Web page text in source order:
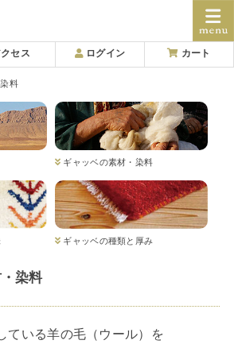
セス ログイン カート
料
ギャッベの素材・染料
ギャッベの種類と厚み
染料
ている羊の毛（ウール）を